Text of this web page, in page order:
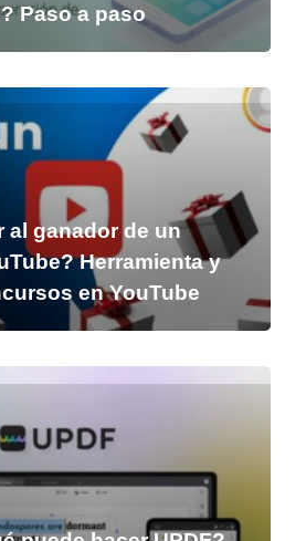
Paso a paso
al ganador de un
Herramienta y
en YouTube